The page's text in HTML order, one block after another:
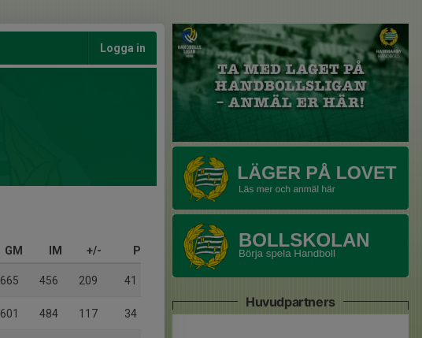
Logga in
GM IM +/- P
665 456 209 41
601 484 117 34
Huvudpartners